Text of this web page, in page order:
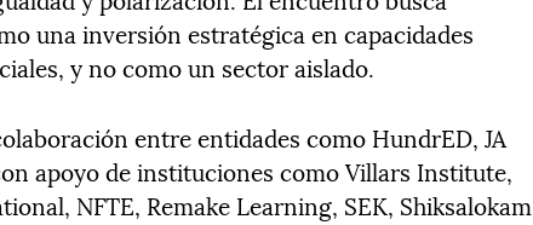
una inversión estratégica en capacidades
y no como un sector aislado.
entre entidades como HundrED, JA
apoyo de instituciones como Villars Institute,
NFTE, Remake Learning, SEK, Shiksalokam